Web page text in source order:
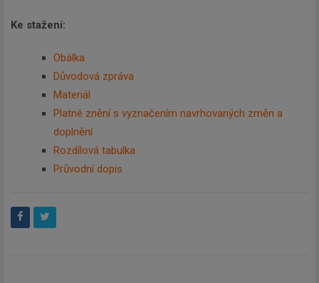
Ke stažení:
Obálka
Důvodová zpráva
Materiál
Platné znění s vyznačením navrhovaných změn a
doplnění
Rozdílová tabulka
Průvodní dopis